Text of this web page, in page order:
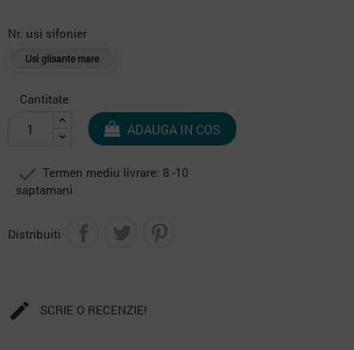
Nr. usi sifonier
Usi glisante mare
Cantitate
ADAUGA IN COS
 Termen mediu livrare: 8 -10
saptamani
Distribuiti
 SCRIE O RECENZIE!